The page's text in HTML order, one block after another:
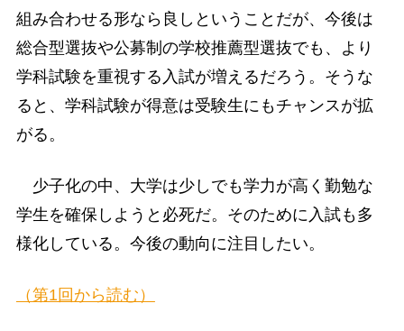
組み合わせる形なら良しということだが、今後は
総合型選抜や公募制の学校推薦型選抜でも、より
学科試験を重視する入試が増えるだろう。そうな
ると、学科試験が得意は受験生にもチャンスが拡
がる。
少子化の中、大学は少しでも学力が高く勤勉な
学生を確保しようと必死だ。そのために入試も多
様化している。今後の動向に注目したい。
（第1回から読む）